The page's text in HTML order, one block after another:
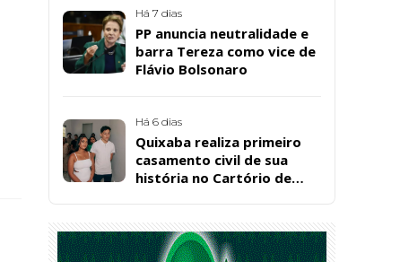
Santos, em Patos
Há 7 dias
PP anuncia neutralidade e
barra Tereza como vice de
Flávio Bolsonaro
Há 6 dias
Quixaba realiza primeiro
casamento civil de sua
história no Cartório de